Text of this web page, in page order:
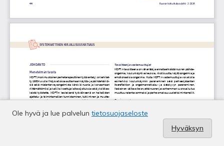
Ole hyvä ja lue palvelun tietosuojaseloste
Hyväksyn